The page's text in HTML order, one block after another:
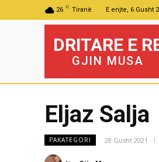
26 C Tiranë E enjte, 6 Gusht
DRITARE E
GJIN MUSA
Eljaz Salja
PAKATEGORI 28 Gusht 2021